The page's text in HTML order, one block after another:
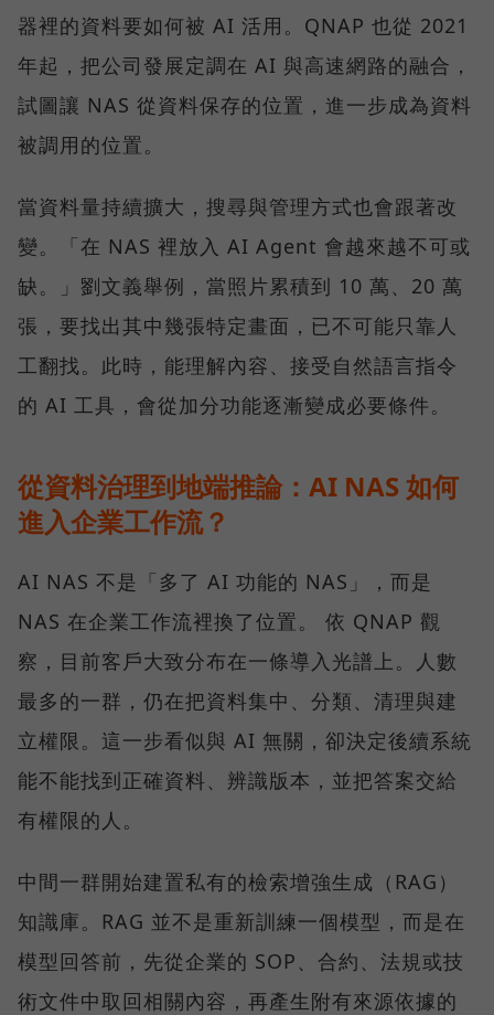
器裡的資料要如何被 AI 活用。QNAP 也從 2021
年起，把公司發展定調在 AI 與高速網路的融合，
試圖讓 NAS 從資料保存的位置，進一步成為資料
被調用的位置。
當資料量持續擴大，搜尋與管理方式也會跟著改
變。「在 NAS 裡放入 AI Agent 會越來越不可或
缺。」劉文義舉例，當照片累積到 10 萬、20 萬
張，要找出其中幾張特定畫面，已不可能只靠人
工翻找。此時，能理解內容、接受自然語言指令
的 AI 工具，會從加分功能逐漸變成必要條件。
從資料治理到地端推論：AI NAS 如何
進入企業工作流？
AI NAS 不是「多了 AI 功能的 NAS」，而是
NAS 在企業工作流裡換了位置。 依 QNAP 觀
察，目前客戶大致分布在一條導入光譜上。人數
最多的一群，仍在把資料集中、分類、清理與建
立權限。這一步看似與 AI 無關，卻決定後續系統
能不能找到正確資料、辨識版本，並把答案交給
有權限的人。
中間一群開始建置私有的檢索增強生成（RAG）
知識庫。RAG 並不是重新訓練一個模型，而是在
模型回答前，先從企業的 SOP、合約、法規或技
術文件中取回相關內容，再產生附有來源依據的